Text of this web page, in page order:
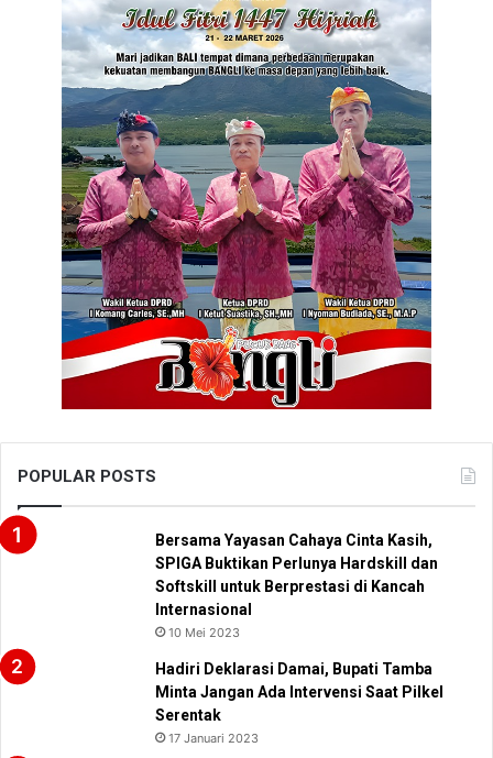
POPULAR POSTS
Bersama Yayasan Cahaya Cinta Kasih,
SPIGA Buktikan Perlunya Hardskill dan
Softskill untuk Berprestasi di Kancah
Internasional
10 Mei 2023
Hadiri Deklarasi Damai, Bupati Tamba
Minta Jangan Ada Intervensi Saat Pilkel
Serentak
17 Januari 2023